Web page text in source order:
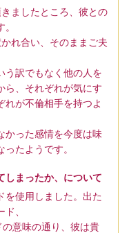
ましたところ、彼との
れ合い、そのままご夫
う訳でもなく他の人を
ら、それぞれが気にす
れが不倫相手を持つよ
かった感情を今度は味
たようです。
しまったか、について
を使用しました。出た
、
意味の通り、彼は貴